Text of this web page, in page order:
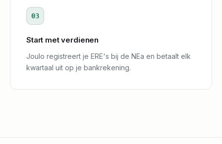
03
Start met verdienen
Joulo registreert je ERE's bij de NEa en betaalt elk
kwartaal uit op je bankrekening.